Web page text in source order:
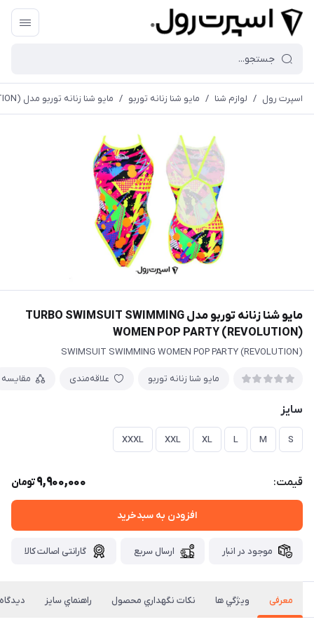
اسپرت رول / لوازم شنا / مایو شنا زنانه توربو / مايو شنا زنانه توربو مدل TURBO SWIMSUIT SWIMMING WOMEN POP PARTY (REVOLUTION)
مايو شنا زنانه توربو مدل TURBO SWIMSUIT SWIMMING
WOMEN POP PARTY (REVOLUTION)
SWIMSUIT SWIMMING WOMEN POP PARTY (REVOLUTION)
مایو شنا زنانه توربو علاقه‌مندی مقایسه
سایز
S
M
L
XL
XXL
XXXL
قیمت: 9,900,000تومان
افزودن به سبدخرید
موجود در انبار ارسال سریع گارانتی اصالت کالا
معرفی ويژگي ها نكات نگهداري محصول راهنماي سايز